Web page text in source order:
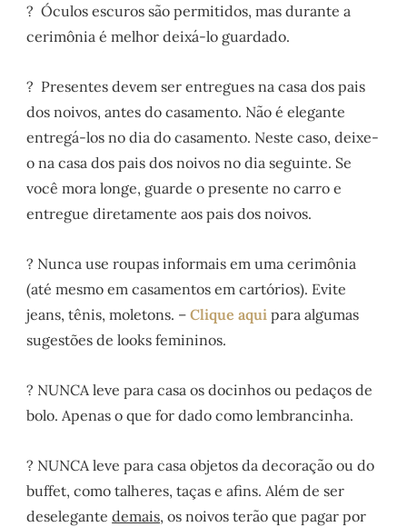
? Óculos escuros são permitidos, mas durante a
cerimônia é melhor deixá-lo guardado.
? Presentes devem ser entregues na casa dos pais
dos noivos, antes do casamento. Não é elegante
entregá-los no dia do casamento. Neste caso, deixe-
o na casa dos pais dos noivos no dia seguinte. Se
você mora longe, guarde o presente no carro e
entregue diretamente aos pais dos noivos.
? Nunca use roupas informais em uma cerimônia
(até mesmo em casamentos em cartórios). Evite
jeans, tênis, moletons. –Clique aqui para algumas
sugestões de looks femininos.
? NUNCA leve para casa os docinhos ou pedaços de
bolo. Apenas o que for dado como lembrancinha.
? NUNCA leve para casa objetos da decoração ou do
buffet, como talheres, taças e afins. Além de ser
deselegantedemais, os noivos terão que pagar por